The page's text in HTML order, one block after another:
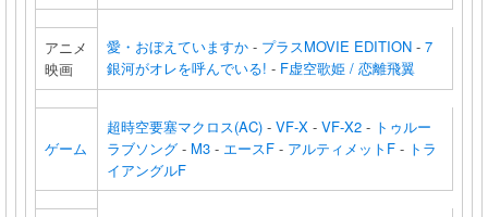
アニメ
映画
愛・おぼえていますか - プラスMOVIE EDITION - 7
銀河がオレを呼んでいる! - F虚空歌姫 / 恋離飛翼
ゲーム
超時空要塞マクロス(AC) - VF-X - VF-X2 - トゥルー
ラブソング - M3 - エースF - アルティメットF - トラ
イアングルF